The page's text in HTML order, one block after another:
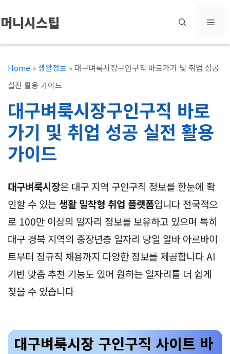
텐
츠
머니시스팁 메
Home »생활정보 » 대구벼룩시장구인구직 바로가기 및 취업 성공
실전 활용 가이드
대구벼룩시장구인구직 바로
가기 및 취업 성공 실전 활용
가이드
대구벼룩시장은 대구 지역 구인구직 정보를 한눈에 확
인할 수 있는 생활 밀착형 취업 플랫폼입니다 전국적으
로 100만 이상의 일자리 정보를 보유하고 있으며 특히
대구 경북 지역의 중장년층 일자리 당일 알바 아르바이
트부터 정규직 채용까지 다양한 정보를 제공합니다 AI
기반 맞춤 추천 기능도 있어 원하는 일자리를 더 쉽게
찾을 수 있습니다
대구벼룩시장 구인구직 사이트 바